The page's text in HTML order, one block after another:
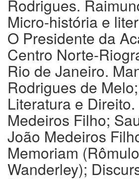
Rodrigues.
Micro-história e
O Presidente da
Centro Norte-
Rio de Janeiro.
Rodrigues de
Literatura e
Medeiros Filho;
João Medeiros
Memoriam (Rômulo
Wanderley);